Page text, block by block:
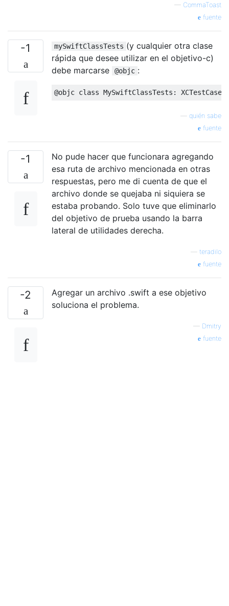
— CommaToast
fuente
-1 mySwiftClassTests (y cualquier otra clase
rápida que desee utilizar en el objetivo-c)
debe marcarse
@objc :
@objc class MySwiftClassTests : XCTestCase
quién sabe
fuente
-1
No pude hacer que funcionara agregando
esa ruta de archivo mencionada en otras
respuestas, pero me di cuenta de que el
archivo donde se quejaba ni siquiera se
estaba probando. Solo tuve que eliminarlo
del objetivo de prueba usando la barra
lateral de utilidades derecha.
teradilo
fuente
-2
Agregar un archivo .swift a ese objetivo
soluciona el problema.
— Dmitry
fuente